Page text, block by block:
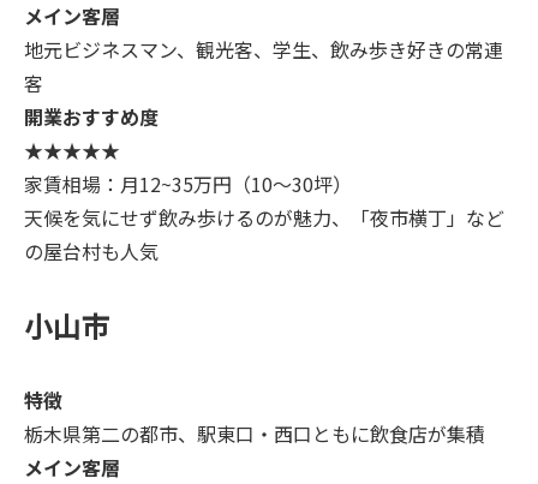
メイン客層
地元ビジネスマン、観光客、学生、飲み歩き好きの常連
客
開業おすすめ度
★★★★★
家賃相場：月12~35万円（10～30坪）
天候を気にせず飲み歩けるのが魅力、「夜市横丁」など
の屋台村も人気
小山市
特徴
栃木県第二の都市、駅東口・西口ともに飲食店が集積
メイン客層